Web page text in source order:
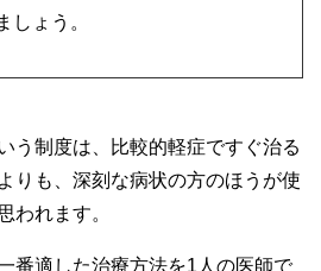
しょう。
う制度は、比較的軽症ですぐ治る
りも、深刻な病状の方のほうが使
われます。
番適した治療方法を1人の医師で